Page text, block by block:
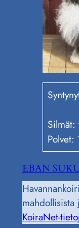
Silmät:
Polvet:
EBAN
mahdollisista
KoiraNet-